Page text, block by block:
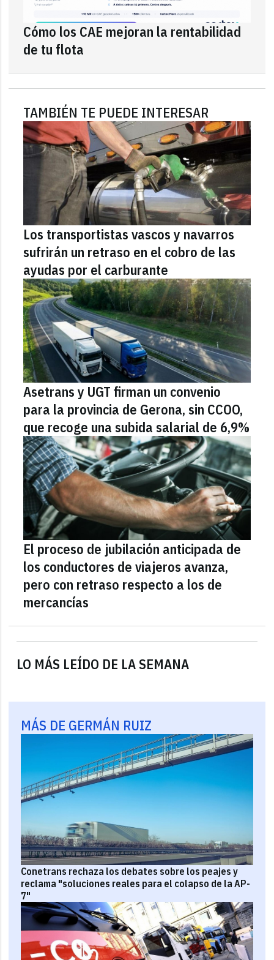
LO MÁS LEÍDO DE LA SEMANA
MÁS DE GERMÁN RUIZ
Conetrans rechaza los debates sobre los peajes y
reclama "soluciones reales para el colapso de la AP-
7"
Cómo los CAE mejoran la rentabilidad
de tu flota
TAMBIÉN TE PUEDE INTERESAR
Los transportistas vascos y navarros
sufrirán un retraso en el cobro de las
ayudas por el carburante
Asetrans y UGT firman un convenio
para la provincia de Gerona, sin CCOO,
que recoge una subida salarial de 6,9%
El proceso de jubilación anticipada de
los conductores de viajeros avanza,
pero con retraso respecto a los de
mercancías